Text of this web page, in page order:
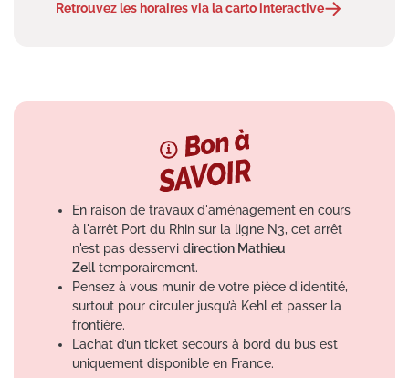
Retrouvez les horaires via la carto interactive
En raison de travaux d'aménagement en cours
à l'arrêt Port du Rhin sur la ligne N3, cet arrêt
n'est pas desservi direction Mathieu
Zelltemporairement.
Pensez à vous munir de votre pièce d'identité,
surtout pour circuler jusqu’à Kehl et passer la
frontière.
L’achat d’un ticket secours à bord du bus est
uniquement disponible en France.